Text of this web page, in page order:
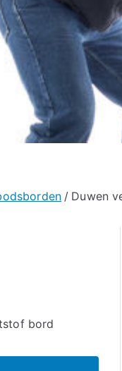
Duwen
bord